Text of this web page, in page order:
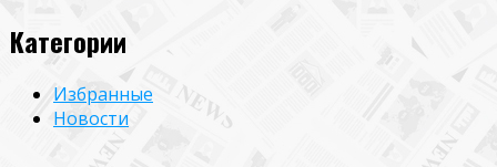
Категории
Избранные
Новости